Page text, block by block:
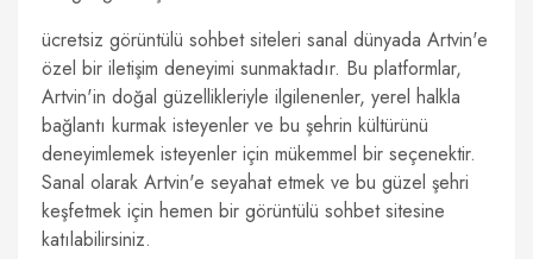
ücretsiz görüntülü sohbet siteleri sanal dünyada Artvin'e
özel bir iletişim deneyimi sunmaktadır. Bu platformlar,
Artvin'in doğal güzellikleriyle ilgilenenler, yerel halkla
bağlantı kurmak isteyenler ve bu şehrin kültürünü
deneyimlemek isteyenler için mükemmel bir seçenektir.
Sanal olarak Artvin'e seyahat etmek ve bu güzel şehri
keşfetmek için hemen bir görüntülü sohbet sitesine
katılabilirsiniz.